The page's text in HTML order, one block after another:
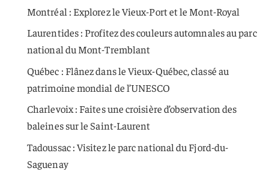
Montréal : Explorez le Vieux-Port et le Mont-Royal
Laurentides : Profitez des couleurs automnales au parc
national du Mont-Tremblant
Québec : Flânez dans le Vieux-Québec, classé au
patrimoine mondial de l’UNESCO
Charlevoix : Faites une croisière d’observation des
baleines sur le Saint-Laurent
Tadoussac : Visitez le parc national du Fjord-du-
Saguenay